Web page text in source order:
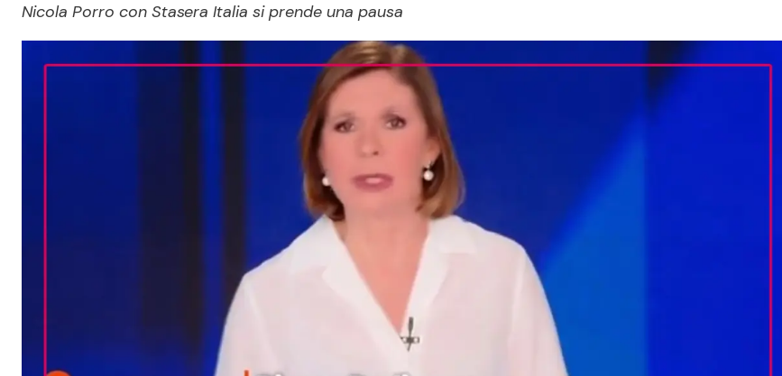
News benessere
Salute
Viaggi e Turismo
Festività
Ricette Facili e Veloci
Ricette per Bambini
Nicola Porro con Stasera Italia si prende una pausa